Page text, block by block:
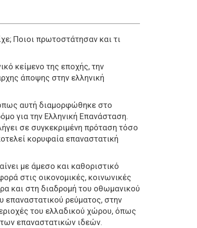
Ποιοι πρωτοστάτησαν και τι
κείμενο της εποχής, την
άποψης στην ελληνική
αυτή διαμορφώθηκε στο
για την Ελληνική Επανάσταση.
σε συγκεκριμένη πρόταση τόσο
κορυφαία επαναστατική
με άμεσο και καθοριστικό
στις οικονομικές, κοινωνικές
και στη διαδρομή του οθωμανικού
ρεύματος, στην
του ελλαδικού χώρου, όπως
των επαναστατικών ιδεών.